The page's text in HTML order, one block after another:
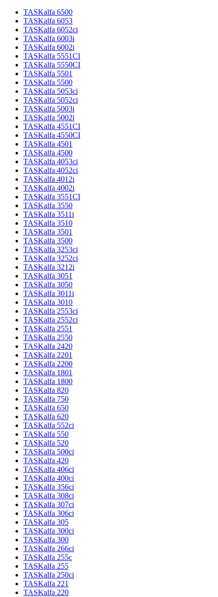
TASKalfa 6500
TASKalfa 6053
TASKalfa 6052ci
TASKalfa 6003i
TASKalfa 6002i
TASKalfa 5551CI
TASKalfa 5550CI
TASKalfa 5501
TASKalfa 5500
TASKalfa 5053ci
TASKalfa 5052ci
TASKalfa 5003i
TASKalfa 5002i
TASKalfa 4551CI
TASKalfa 4550CI
TASKalfa 4501
TASKalfa 4500
TASKalfa 4053ci
TASKalfa 4052ci
TASKalfa 4012i
TASKalfa 4002i
TASKalfa 3551CI
TASKalfa 3550
TASKalfa 3511i
TASKalfa 3510
TASKalfa 3501
TASKalfa 3500
TASKalfa 3253ci
TASKalfa 3252ci
TASKalfa 3212i
TASKalfa 3051
TASKalfa 3050
TASKalfa 3011i
TASKalfa 3010
TASKalfa 2553ci
TASKalfa 2552ci
TASKalfa 2551
TASKalfa 2550
TASKalfa 2420
TASKalfa 2201
TASKalfa 2200
TASKalfa 1801
TASKalfa 1800
TASKalfa 820
TASKalfa 750
TASKalfa 650
TASKalfa 620
TASKalfa 552ci
TASKalfa 550
TASKalfa 520
TASKalfa 500ci
TASKalfa 420
TASKalfa 406ci
TASKalfa 400ci
TASKalfa 356ci
TASKalfa 308ci
TASKalfa 307ci
TASKalfa 306ci
TASKalfa 305
TASKalfa 300ci
TASKalfa 300
TASKalfa 266ci
TASKalfa 255c
TASKalfa 255
TASKalfa 250ci
TASKalfa 221
TASKalfa 220